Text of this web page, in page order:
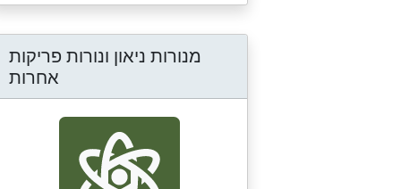
מנורות ניאון ונורות פריקות
אחרות